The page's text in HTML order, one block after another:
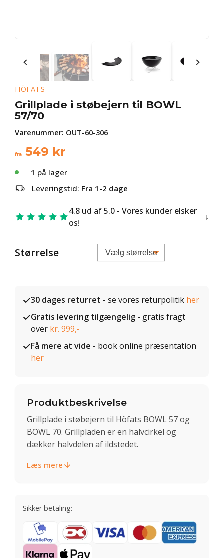
HÖFATS
Grillplade i støbejern til BOWL
57/70
Varenummer: OUT-60-306
fra 549 kr
1 på lager
Leveringstid: Fra 1-2 dage
4.8 ud af 5.0 - Vores kunder elsker
os!
Størrelse
30 dages returret - se vores returpolitik her
Gratis levering tilgængelig - gratis fragt
over kr. 999,-
Få mere at vide - book online præsentation
her
Produktbeskrivelse
Grillplade i støbejern til Höfats BOWL 57 og
BOWL 70. Grillpladen er en halvcirkel og
dækker halvdelen af ildstedet.
Læs mere
Sikker betaling: